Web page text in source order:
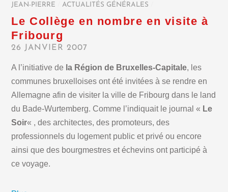
JEAN-PIERRE ACTUALITÉS GÉNÉRALES
Le Collège en nombre en visite à
Fribourg
26 JANVIER 2007
A l’initiative de la Région de Bruxelles-Capitale, les
communes bruxelloises ont été invitées à se rendre en
Allemagne afin de visiter la ville de Fribourg dans le land
du Bade-Wurtemberg. Comme l’indiquait le journal « Le
Soir« , des architectes, des promoteurs, des
professionnels du logement public et privé ou encore
ainsi que des bourgmestres et échevins ont participé à
ce voyage.